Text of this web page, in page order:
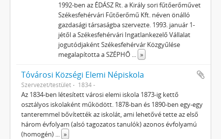
1992-ben az ÉDÁSZ Rt. a Király sori fűtőerőművet
Székesfehérvári Fűtőerőmű Kft. néven önálló
gazdasági társaságba szervezte. 1993. január 1-
jétől a Székesfehérvári Ingatlankezelő Vállalat
jogutódjaként Székesfehérvár Közgyűlése
megalapította a SZÉPHŐ ... »
Tóvárosi Községi Elemi Népiskola
Szervezet/testület 1834 -
Az 1834-ben létesített városi elemi iskola 1873-ig kettő
osztályos iskolaként működött. 1878-ban és 1890-ben egy-egy
tanteremmel bővítették az iskolát, ami lehetővé tette az első
három évfolyam (alsó tagozatos tanulók) azonos évfolyamú
(homogén) ... »